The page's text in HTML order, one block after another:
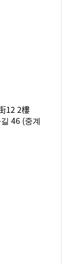
12 2樓
46 (중계